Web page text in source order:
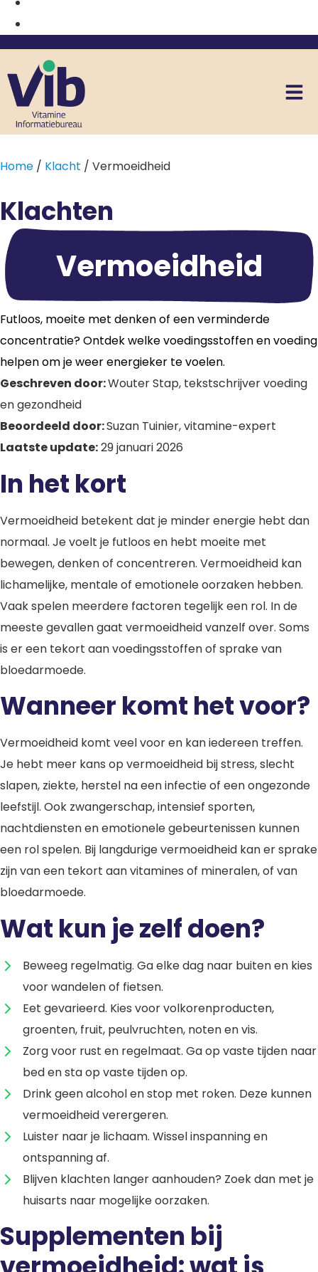
Home / Klacht / Vermoeidheid
Klachten
Vermoeidheid
Futloos, moeite met denken of een verminderde
concentratie? Ontdek welke voedingsstoffen en voeding
helpen om je weer energieker te voelen.
Geschreven door:Wouter Stap, tekstschrijver voeding
en gezondheid
Beoordeeld door:Suzan Tuinier, vitamine-expert
Laatste update:29 januari 2026
In het kort
Vermoeidheid betekent dat je minder energie hebt dan
normaal. Je voelt je futloos en hebt moeite met
bewegen, denken of concentreren. Vermoeidheid kan
lichamelijke, mentale of emotionele oorzaken hebben.
Vaak spelen meerdere factoren tegelijk een rol. In de
meeste gevallen gaat vermoeidheid vanzelf over. Soms
is er een tekort aan voedingsstoffen of sprake van
bloedarmoede.
Wanneer komt het voor?
Vermoeidheid komt veel voor en kan iedereen treffen.
Je hebt meer kans op vermoeidheid bij stress, slecht
slapen, ziekte, herstel na een infectie of een ongezonde
leefstijl. Ook zwangerschap, intensief sporten,
nachtdiensten en emotionele gebeurtenissen kunnen
een rol spelen. Bij langdurige vermoeidheid kan er sprake
zijn van een tekort aan vitamines of mineralen, of van
bloedarmoede.
Wat kun je zelf doen?
Beweeg regelmatig. Ga elke dag naar buiten en kies
voor wandelen of fietsen.
Eet gevarieerd. Kies voor volkorenproducten,
groenten, fruit, peulvruchten, noten en vis.
Zorg voor rust en regelmaat. Ga op vaste tijden naar
bed en sta op vaste tijden op.
Drink geen alcohol en stop met roken. Deze kunnen
vermoeidheid verergeren.
Luister naar je lichaam. Wissel inspanning en
ontspanning af.
Blijven klachten langer aanhouden? Zoek dan met je
huisarts naar mogelijke oorzaken.
Supplementen bij